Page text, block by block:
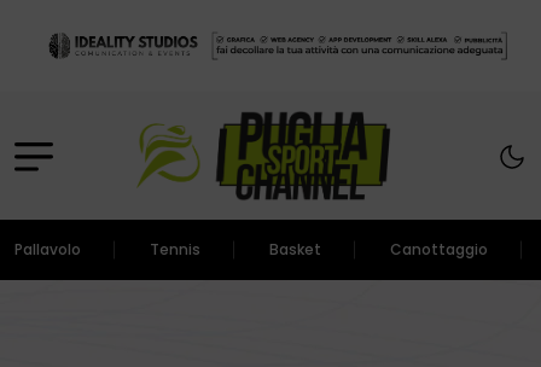
Pallavolo Tennis Basket Canottaggio